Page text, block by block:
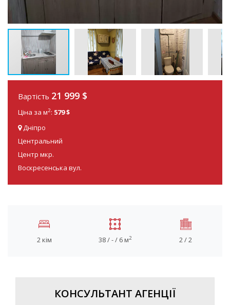
Вартість 21 999 $
Ціна за м2: 579 $
Дніпро
Центральний
Центр мкр.
Воскресенська вул.
2 кім 38 / - / 6 м2 2 / 2
КОНСУЛЬТАНТ АГЕНЦІЇ